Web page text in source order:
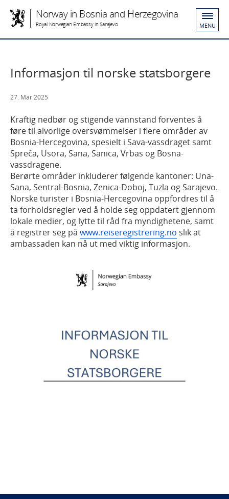
Norway in Bosnia and Herzegovina
Royal Norwegian Embassy in Sarajevo MENU
Informasjon til norske statsborgere
27. Mar 2025
Kraftig nedbør og stigende vannstand forventes å
føre til alvorlige oversvømmelser i flere områder av
Bosnia-Hercegovina, spesielt i Sava-vassdraget samt
Spreča, Usora, Sana, Sanica, Vrbas og Bosna-
vassdragene.
Berørte områder inkluderer følgende kantoner: Una-
Sana, Sentral-Bosnia, Zenica-Doboj, Tuzla og Sarajevo.
Norske turister i Bosnia-Hercegovina oppfordres til å
ta forholdsregler ved å holde seg oppdatert gjennom
lokale medier, og lytte til råd fra myndighetene, samt
å registrer seg på www.reiseregistrering.no slik at
ambassaden kan nå ut med viktig informasjon.